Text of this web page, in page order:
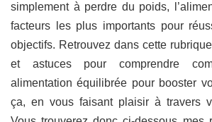
simplement à perdre du poids,
facteurs les plus importants pour
objectifs. Retrouvez dans cette
et astuces pour comprendre
alimentation équilibrée pour booster
ça, en vous faisant plaisir à travers